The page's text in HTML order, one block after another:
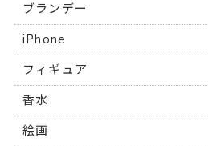
ブランデー
iPhone
フィギュア
香水
絵画